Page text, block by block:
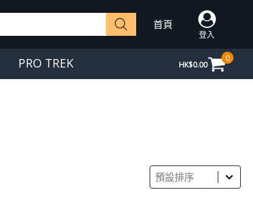
首頁
登入
PRO TREK HK$0.00
0
Sort
Sort content
Sort content